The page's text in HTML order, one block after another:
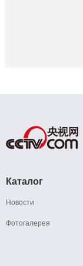
Каталог
Новости
Фотогалерея